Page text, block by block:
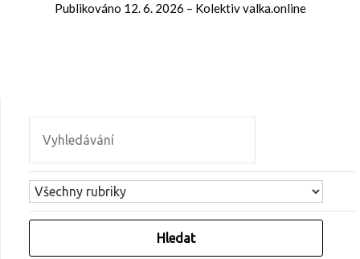
Publikováno 12. 6. 2026 – Kolektiv valka.online